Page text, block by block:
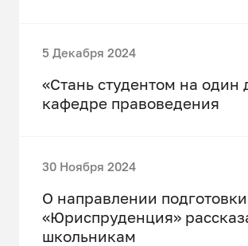
5 Декабря 2024
«Стань студентом на один
кафедре правоведения
30 Ноября 2024
О направлении подготовки
«Юриспруденция»
школьникам